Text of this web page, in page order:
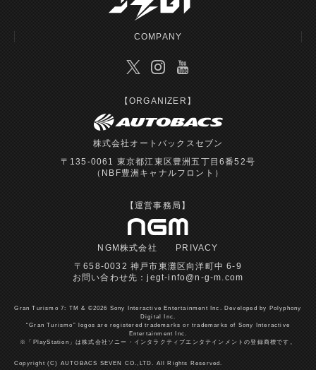
COMPANY
【ORGANIZER】
株式会社オートバックスセブン
〒135-0061 東京都江東区豊洲五丁目6番52号
（NBF豊洲キャナルフロント）
【運営事務局】
NGM株式会社
PRIVACY
〒658-0032 神戸市東灘区向洋町中 6-9
お問い合わせ先：jegt-info@n-g-m.com
Gran Turismo 7: TM & ©2026 Sony Interactive Entertainment Inc. Developed by Polyphony
Digital Inc.
“Gran Turismo” logos are registered trademarks or trademarks of Sony Interactive
Entertainment Inc.
※「PlayStation」は株式会社ソニー・インタラクティブエンタテインメントの登録商標です。
Copyright (C) AUTOBACS SEVEN CO.,LTD. All Rights Reserved.